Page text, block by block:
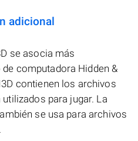
adicional
se asocia más
computadora Hidden &
contienen los archivos
para jugar. La
se usa para archivos